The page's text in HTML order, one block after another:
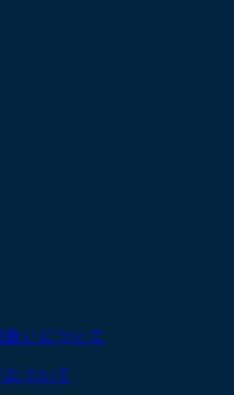
いについて
ついて